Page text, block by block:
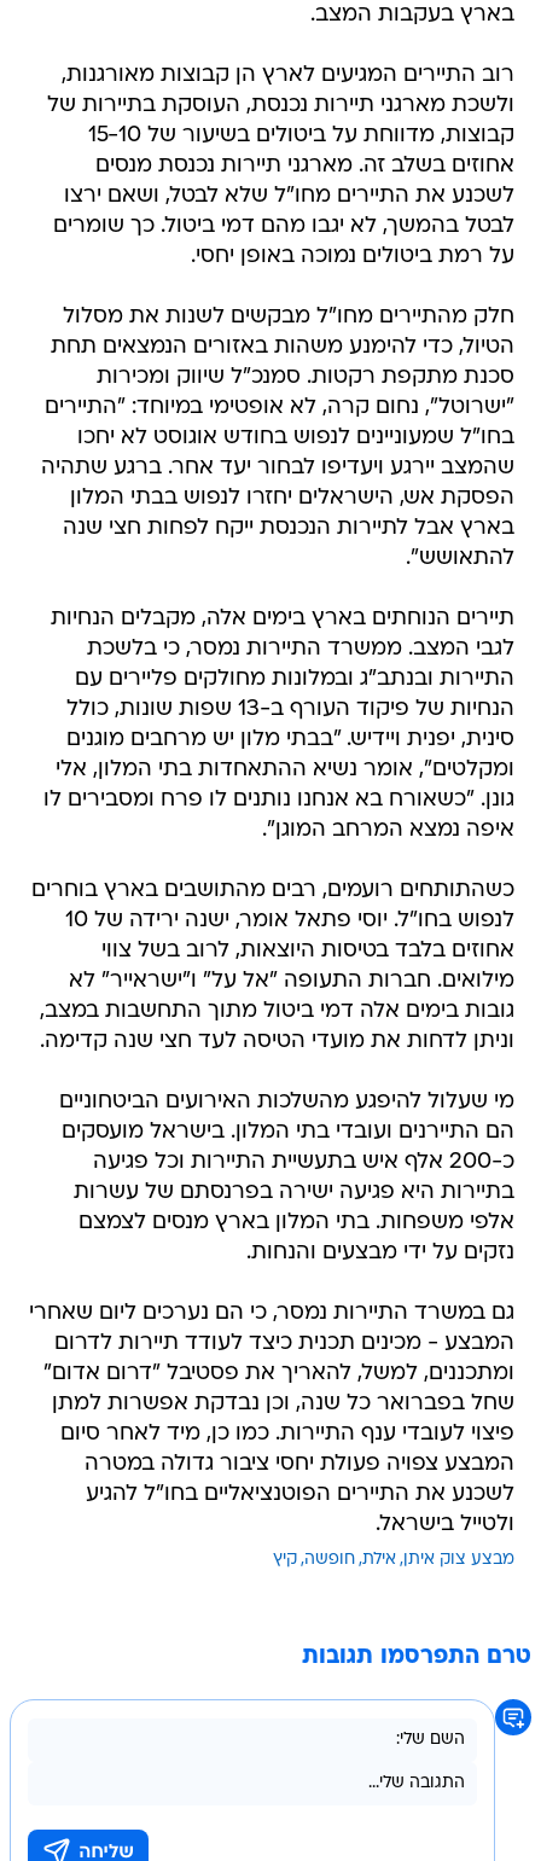
בארץ בעקבות המצב.
רוב התיירים המגיעים לארץ הן קבוצות מאורגנות,
ולשכת מארגני תיירות נכנסת, העוסקת בתיירות של
קבוצות, מדווחת על ביטולים בשיעור של 15-10
אחוזים בשלב זה. מארגני תיירות נכנסת מנסים
לשכנע את התיירים מחו"ל שלא לבטל, ושאם ירצו
לבטל בהמשך, לא יגבו מהם דמי ביטול. כך שומרים
על רמת ביטולים נמוכה באופן יחסי.
חלק מהתיירים מחו"ל מבקשים לשנות את מסלול
הטיול, כדי להימנע משהות באזורים הנמצאים תחת
סכנת מתקפת רקטות. סמנכ"ל שיווק ומכירות
"ישרוטל", נחום קרה, לא אופטימי במיוחד: "התיירים
בחו"ל שמעוניינים לנפוש בחודש אוגוסט לא יחכו
שהמצב יירגע ויעדיפו לבחור יעד אחר. ברגע שתהיה
הפסקת אש, הישראלים יחזרו לנפוש בבתי המלון
בארץ אבל לתיירות הנכנסת ייקח לפחות חצי שנה
להתאושש".
תיירים הנוחתים בארץ בימים אלה, מקבלים הנחיות
לגבי המצב. ממשרד התיירות נמסר, כי בלשכת
התיירות ובנתב"ג ובמלונות מחולקים פליירים עם
הנחיות של פיקוד העורף ב-13 שפות שונות, כולל
סינית, יפנית ויידיש. "בבתי מלון יש מרחבים מוגנים
ומקלטים", אומר נשיא ההתאחדות בתי המלון, אלי
גונן. "כשאורח בא אנחנו נותנים לו פרח ומסבירים לו
איפה נמצא המרחב המוגן".
כשהתותחים רועמים, רבים מהתושבים בארץ בוחרים
לנפוש בחו"ל. יוסי פתאל אומר, ישנה ירידה של 10
אחוזים בלבד בטיסות היוצאות, לרוב בשל צווי
מילואים. חברות התעופה "אל על" ו"ישראייר" לא
גובות בימים אלה דמי ביטול מתוך התחשבות במצב,
וניתן לדחות את מועדי הטיסה לעד חצי שנה קדימה.
מי שעלול להיפגע מהשלכות האירועים הביטחוניים
הם התיירנים ועובדי בתי המלון. בישראל מועסקים
כ-200 אלף איש בתעשיית התיירות וכל פגיעה
בתיירות היא פגיעה ישירה בפרנסתם של עשרות
אלפי משפחות. בתי המלון בארץ מנסים לצמצם
נזקים על ידי מבצעים והנחות.
גם במשרד התיירות נמסר, כי הם נערכים ליום שאחרי
המבצע - מכינים תכנית כיצד לעודד תיירות לדרום
ומתכננים, למשל, להאריך את פסטיבל "דרום אדום"
שחל בפברואר כל שנה, וכן נבדקת אפשרות למתן
פיצוי לעובדי ענף התיירות. כמו כן, מיד לאחר סיום
המבצע צפויה פעולת יחסי ציבור גדולה במטרה
לשכנע את התיירים הפוטנציאליים בחו"ל להגיע
ולטייל בישראל.
מבצע צוק איתן אילת חופשה קיץ
טרם התפרסמו תגובות